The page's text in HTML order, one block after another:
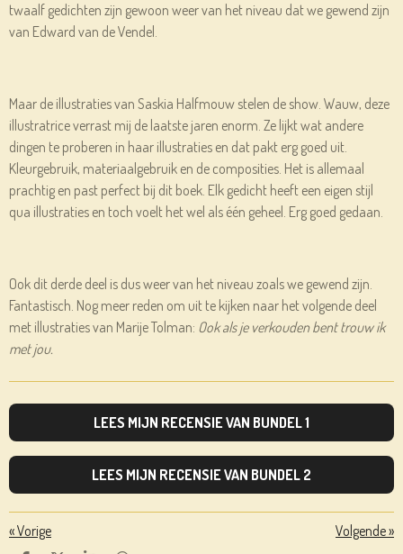
twaalf gedichten zijn gewoon weer van het niveau dat we gewend zijn
van Edward van de Vendel.
Maar de illustraties van Saskia Halfmouw stelen de show. Wauw, deze
illustratrice verrast mij de laatste jaren enorm. Ze lijkt wat andere
dingen te proberen in haar illustraties en dat pakt erg goed uit.
Kleurgebruik, materiaalgebruik en de composities. Het is allemaal
prachtig en past perfect bij dit boek. Elk gedicht heeft een eigen stijl
qua illustraties en toch voelt het wel als één geheel. Erg goed gedaan.
Ook dit derde deel is dus weer van het niveau zoals we gewend zijn.
Fantastisch. Nog meer reden om uit te kijken naar het volgende deel
met illustraties van Marije Tolman: Ook als je verkouden bent trouw ik
met jou.
LEES MIJN RECENSIE VAN BUNDEL 1
LEES MIJN RECENSIE VAN BUNDEL 2
«Vorige Volgende»